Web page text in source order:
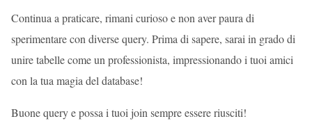
Continua a praticare, rimani curioso e non aver paura di
sperimentare con diverse query. Prima di sapere, sarai in grado di
unire tabelle come un professionista, impressionando i tuoi amici
con la tua magia del database!
Buone query e possa i tuoi join sempre essere riusciti!